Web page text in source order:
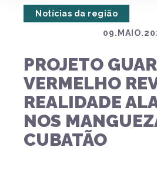
Notícias da região
PROJETO
VERMELHO
REALIDADE
NOS
CUBATÃO